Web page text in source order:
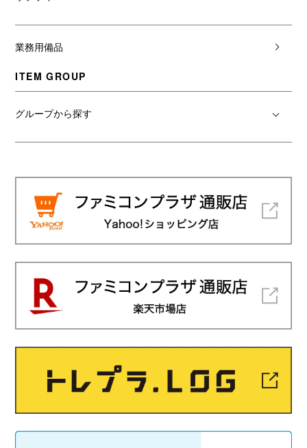
業務用備品
ITEM GROUP
グループから探す